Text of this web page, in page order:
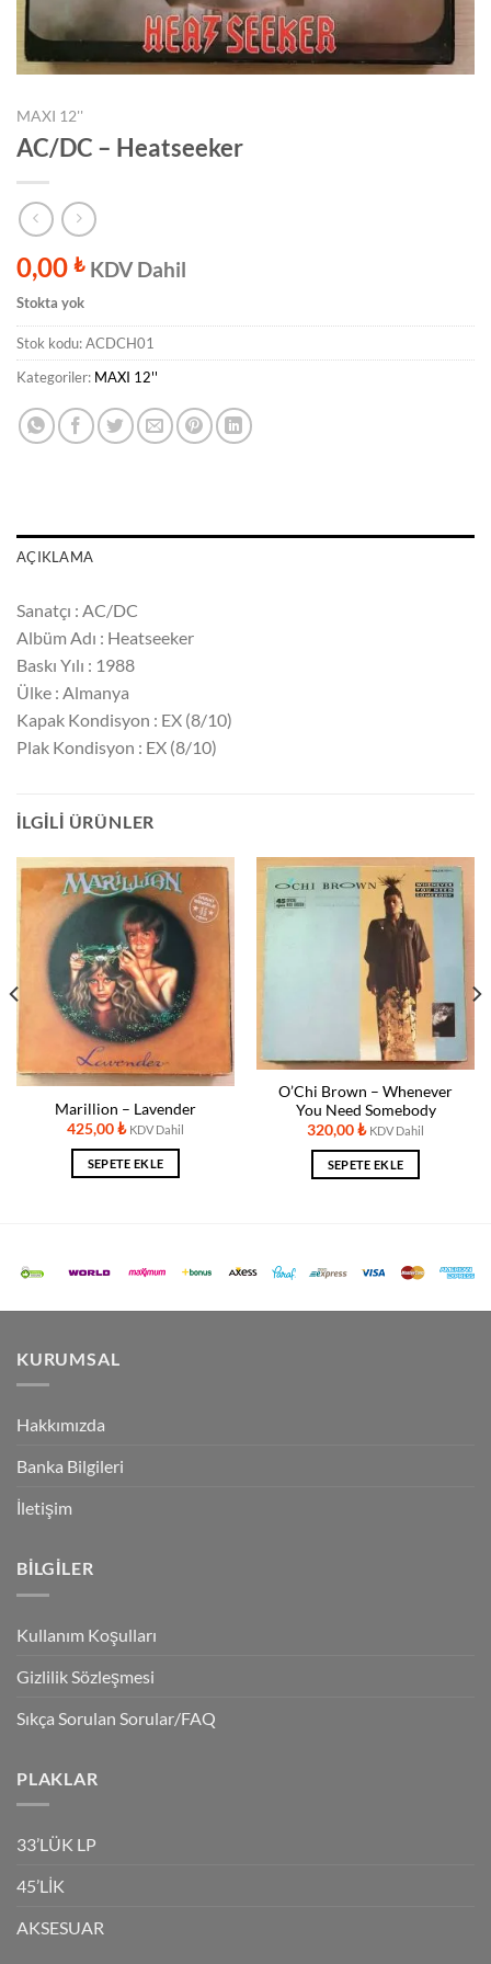
MAXI 12''
AC/DC ‎– Heatseeker
0,00 ₺ KDV Dahil
Stokta yok
Stok kodu:ACDCH01
Kategoriler: MAXI 12''
AÇIKLAMA
Sanatçı : AC/DC ‎ ‎ ‎ ‎ ‎ ‎
Albüm Adı : Heatseeker
Baskı Yılı : 1988
Ülke : Almanya
Kapak Kondisyon : EX (8/10)
Plak Kondisyon : EX (8/10)
İLGILI ÜRÜNLER
Marillion ‎– Lavender
425,00₺ KDV Dahil
SEPETE EKLE
O’Chi Brown ‎– Whenever
You Need Somebody
320,00₺ KDV Dahil
SEPETE EKLE
KURUMSAL
Hakkımızda
Banka Bilgileri
İletişim
BILGILER
Kullanım Koşulları
Gizlilik Sözleşmesi
Sıkça Sorulan Sorular/FAQ
PLAKLAR
33’LÜK LP
45’LİK
AKSESUAR